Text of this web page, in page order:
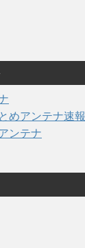
めアンテナ速報
ンテナ